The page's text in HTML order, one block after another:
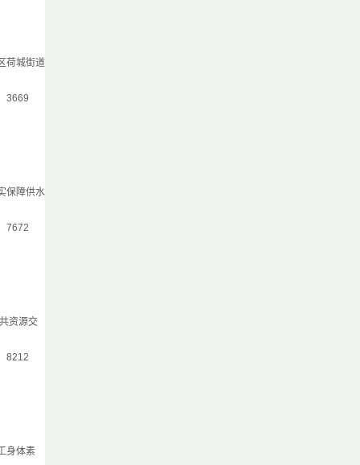
荷城街道
3669
保障供水
7672
资源交
8212
身体素